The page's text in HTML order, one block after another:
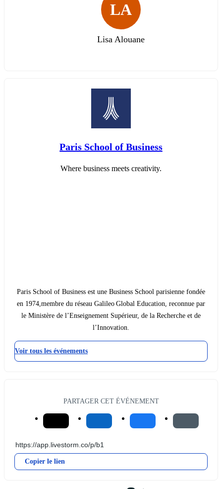
LA
Lisa Alouane
Paris School of Business
Where business meets creativity.
Paris School of Business est une Business School parisienne fondée
en 1974,membre du réseau Galileo Global Education, reconnue par
le Ministère de l’Enseignement Supérieur, de la Recherche et de
l’Innovation.
Voir tous les événements
PARTAGER CET ÉVÉNEMENT
Copier le lien